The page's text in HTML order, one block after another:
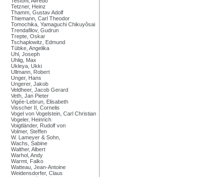
Tetzner, Heinz
Thamm, Gustav Adolf
Thiemann, Carl Theodor
Tomochika, Yamaguchi Chikuyôsai
Trendafilov, Gudrun
Trepte, Oskar
Tschaplowitz, Edmund
Tübke, Angelika
Uhl, Joseph
Uhlig, Max
Ukleya, Ukki
Ullmann, Robert
Unger, Hans
Ungerer, Jakob
Veldheer, Jacob Gerard
Veth, Jan Pieter
Vigée-Lebrun, Elisabeth
Visscher II, Cornelis
Vogel von Vogelstein, Carl Christian
Vogeler, Heinrich
Voigtländer, Rudolf von
Volmer, Steffen
W. Lameyer & Sohn,
Wachs, Sabine
Walther, Albert
Warhol, Andy
Warmt, Falko
Watteau, Jean-Antoine
Weidensdorfer, Claus